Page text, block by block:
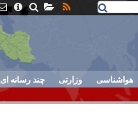
هواشناسی وزارتی چند رسانه ای